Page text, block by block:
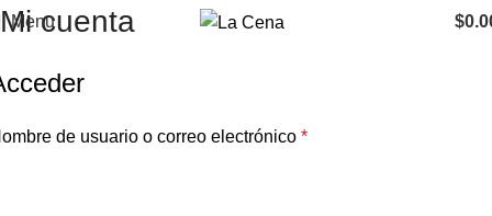
Menu $
Mi cuenta
de usuario o correo electrónico *